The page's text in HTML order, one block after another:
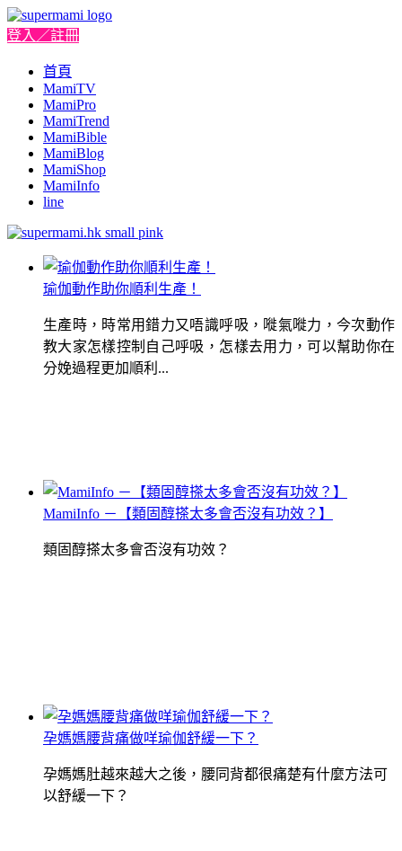
登入／註冊
首頁
MamiTV
MamiPro
MamiTrend
MamiBible
MamiBlog
MamiShop
MamiInfo
line
瑜伽動作助你順利生產！
生產時，時常用錯力又唔識呼吸，嘥氣嘥力，今次動作
教大家怎樣控制自己呼吸，怎樣去用力，可以幫助你在
分娩過程更加順利...
MamiInfo －【類固醇搽太多會否沒有功效？】
類固醇搽太多會否沒有功效？
孕媽媽腰背痛做咩瑜伽舒緩一下？
孕媽媽肚越來越大之後，腰同背都很痛楚有什麼方法可
以舒緩一下？